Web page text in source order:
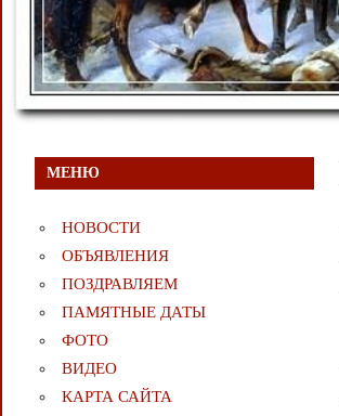
МЕНЮ
НОВОСТИ
ОБЪЯВЛЕНИЯ
ПОЗДРАВЛЯЕМ
ПАМЯТНЫЕ ДАТЫ
ФОТО
ВИДЕО
КАРТА САЙТА